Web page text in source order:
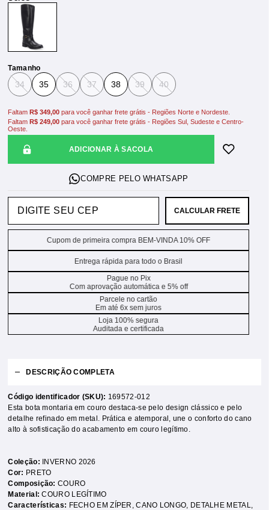
Tamanho
34 35 36 37 38 39 40
ADICIONAR À SACOLA
FaltamR$ 349,00 para você ganhar frete grátis - Regiões Norte e Nordeste.
FaltamR$ 249,00 para você ganhar frete grátis - Regiões Sul, Sudeste e Centro-
Oeste.
CALCULAR FRETE
Cupom de primeira compra BEM-VINDA 10% OFF
Entrega rápida para todo o Brasil
Pague no Pix
Com aprovação automática e 5% off
Parcele no cartão
Em até 6x sem juros
Loja 100% segura
Auditada e certificada
DESCRIÇÃO COMPLETA
Código identificador (SKU): 169572-012
Esta bota montaria em couro destaca-se pelo design clássico e pelo
detalhe refinado em metal. Prática e atemporal, une o conforto do cano
alto à sofisticação do acabamento em couro legítimo.
Coleção:
INVERNO 2026
Cor: PRETO
Composição:COURO
Material:COURO LEGÍTIMO
Características: FECHO EM ZÍPER ,CANO LONGO, DETALHE METAL,